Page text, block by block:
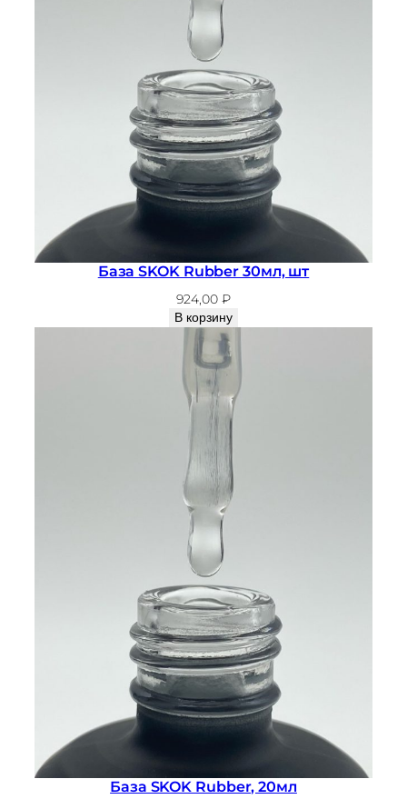
База SKOK Rubber 30мл, шт
924,00 ₽
В корзину
База SKOK Rubber, 20мл